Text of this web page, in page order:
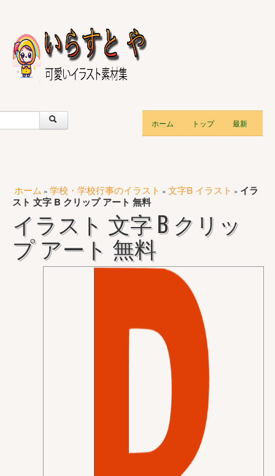
ホーム トップ 最新
ホーム » 学校・学校行事のイラスト » 文字B イラスト » イラ
スト 文字 B クリップ アート 無料
イラスト 文字 B クリッ
プ アート 無料